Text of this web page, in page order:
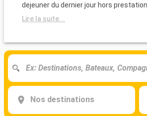
dejeuner du dernier jour hors
Lire la suite...
Nos destinations